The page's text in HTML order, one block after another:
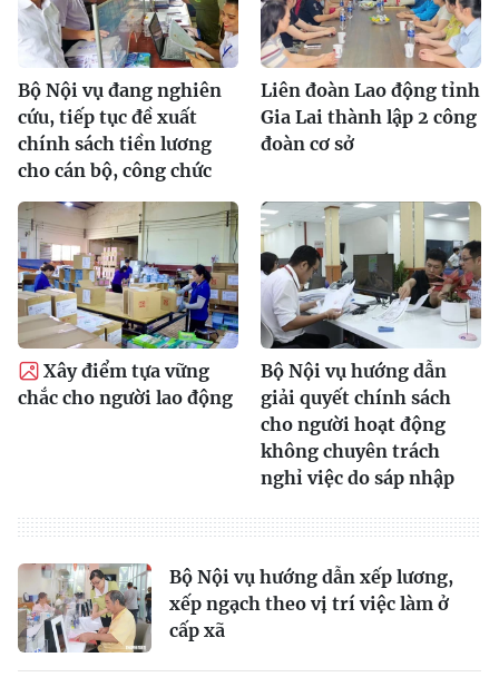
Bộ Nội vụ đang nghiên
cứu, tiếp tục đề xuất
chính sách tiền lương
cho cán bộ, công chức
Liên đoàn Lao động tỉnh
Gia Lai thành lập 2 công
đoàn cơ sở
Xây điểm tựa vững
chắc cho người lao động
Bộ Nội vụ hướng dẫn
giải quyết chính sách
cho người hoạt động
không chuyên trách
nghỉ việc do sáp nhập
Bộ Nội vụ hướng dẫn xếp lương,
xếp ngạch theo vị trí việc làm ở
cấp xã